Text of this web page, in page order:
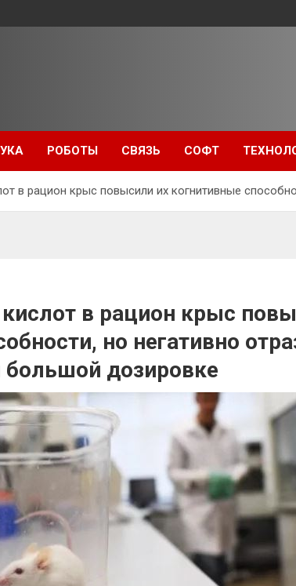
РОБОТЫ СВЯЗЬ СОФТ
в рацион крыс повысили их когнитивные
в рацион крыс
но негативно
дозировке